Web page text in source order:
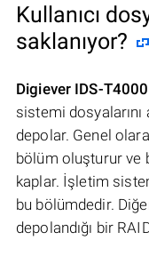
Kullanıcı
saklanıyor?
Digiever IDS-T4000
sistemi dosyalarını
depolar. Genel
bölüm oluşturur ve
kaplar. İşletim
bu bölümdedir.
depolandığı bir